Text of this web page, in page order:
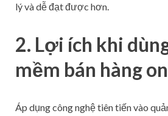
lý và dễ đạt được hơn.
2. Lợi ích khi
mềm bán hàng
Áp dụng công nghệ tiên tiến vào